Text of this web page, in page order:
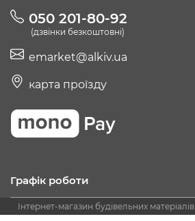
050 201-80-92
(дзвінки безкоштовні)
emarket@alkiv.ua
карта проїзду
Графік роботи
Інтернет-магазин будівельних